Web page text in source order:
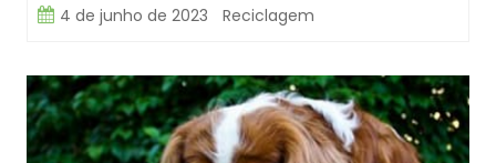
4 de junho de 2023 Reciclagem